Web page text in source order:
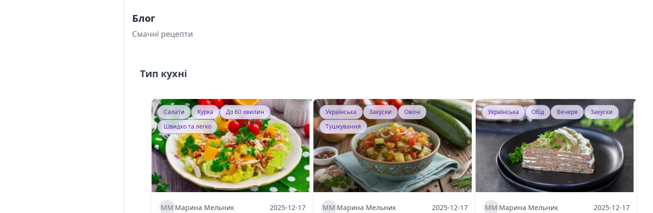
Блог
Смачні рецепти
Тип кухні
Салати Курка
До 60 хвилин
Швидко та легко
ММ Марина Мельник 2025-12-17
Українська Закуски
Овочі
Тушкування
ММ Марина Мельник 2025-12-17
Українська Обід Вечеря Закуски
МММарина Мельник 2025-12-17